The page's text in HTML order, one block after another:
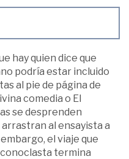
hay quien dice que
podría estar incluido
al pie de página de
comedia o El
se desprenden
al ensayista a
el viaje que
termina